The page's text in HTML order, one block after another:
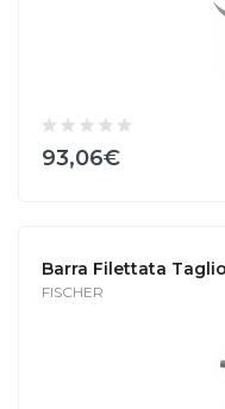
93,06€
Barra Filettata Taglio
FISCHER